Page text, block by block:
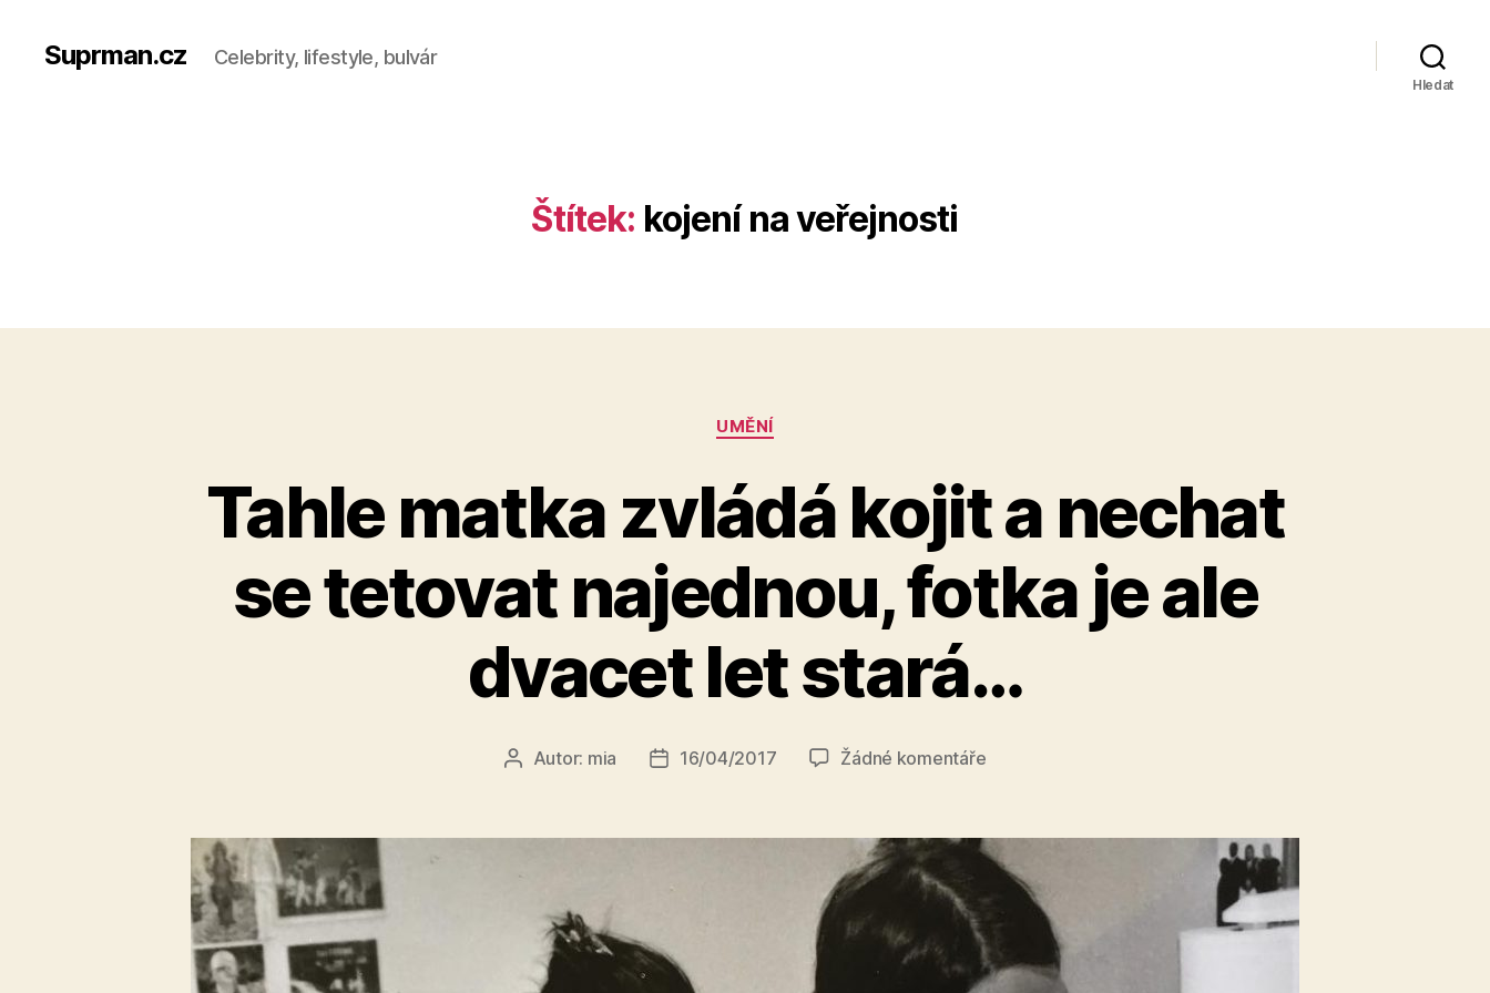
Suprman.cz Celebrity, lifestyle, bulvár
Hledat
Štítek: kojení na veřejnosti
Rubriky
UMĚNÍ
Tahle matka zvládá kojit a nechat
se tetovat najednou, fotka je ale
dvacet let stará…
AutorAutor: mia
Datum
16/04/2017 Žádné komentářeu
názvem
Tahle
matka
kojit
a